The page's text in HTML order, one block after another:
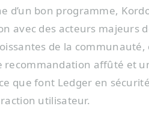
d’un bon programme,
avec des acteurs majeurs
de la
recommandation affûté et
ce que font Ledger en
utilisateur.